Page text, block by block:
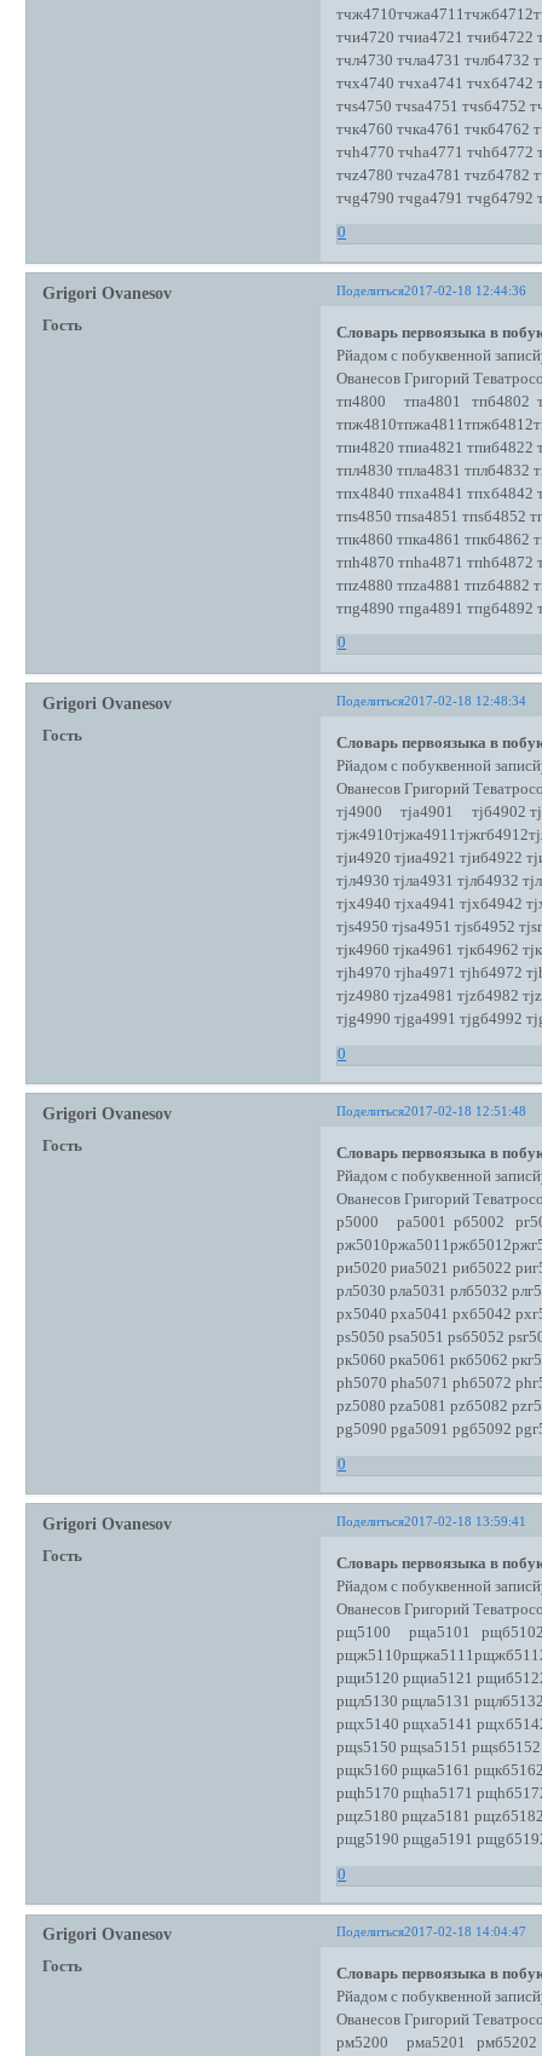
тчи4720 тчиа4721 тчиб4722
тчл4730 тчла4731 тчлб4732
тчх4740 тчха4741 тчхб4742
тчs4750 тчsа4751 тчsб4752
тчк4760 тчка4761 тчкб4762
тчh4770 тчhа4771 тчhб4772
тчz4780 тчzа4781 тчzб4782
тчg4790 тчgа4791 тчgб4792
0
Поделиться2017-02-18 12:44:36
Grigori Ovanesov
Гость
Словарь первоязыка в
Рйадом с побуквенной
Ованесов Григорий
тп4800 тпа4801 тпб4802
тпи4820 тпиа4821 тпиб4822
тпл4830 тпла4831 тплб4832
тпх4840 тпха4841 тпхб4842
тпs4850 тпsа4851 тпsб4852
тпк4860 тпка4861 тпкб4862
тпh4870 тпhа4871 тпhб4872
тпz4880 тпzа4881 тпzб4882
тпg4890 тпgа4891 тпgб4892
0
Поделиться2017-02-18 12:48:34
Grigori Ovanesov
Гость
Словарь первоязыка в
Рйадом с побуквенной
Ованесов Григорий
тj4900 тjа4901 тjб4902
тjи4920 тjиа4921 тjиб4922
тjл4930 тjла4931 тjлб4932
тjх4940 тjха4941 тjхб4942
тjs4950 тjsа4951 тjsб4952
тjк4960 тjка4961 тjкб4962
тjh4970 тjhа4971 тjhб4972
тjz4980 тjzа4981 тjzб4982
тjg4990 тjgа4991 тjgб4992
0
Поделиться2017-02-18 12:51:48
Grigori Ovanesov
Гость
Словарь первоязыка в
Рйадом с побуквенной
Ованесов Григорий
р5000 ра5001 рб5002
ри5020 риа5021 риб5022
рл5030 рла5031 рлб5032
рх5040 рха5041 рхб5042
рs5050 рsа5051 рsб5052
рк5060 рка5061 ркб5062
рh5070 рhа5071 рhб5072
рz5080 рzа5081 рzб5082
рg5090 рgа5091 рgб5092
0
Поделиться2017-02-18 13:59:41
Grigori Ovanesov
Гость
Словарь первоязыка в
Рйадом с побуквенной
Ованесов Григорий
рщ5100 рща5101
рщи5120 рщиа5121
рщл5130 рщла5131
рщх5140 рщха5141
рщs5150 рщsа5151
рщк5160 рщка5161
рщh5170 рщhа5171
рщz5180 рщzа5181
рщg5190 рщgа5191
0
Поделиться2017-02-18 14:04:47
Grigori Ovanesov
Гость
Словарь первоязыка в
Рйадом с побуквенной
Ованесов Григорий
рм5200 рма5201 рмб5202